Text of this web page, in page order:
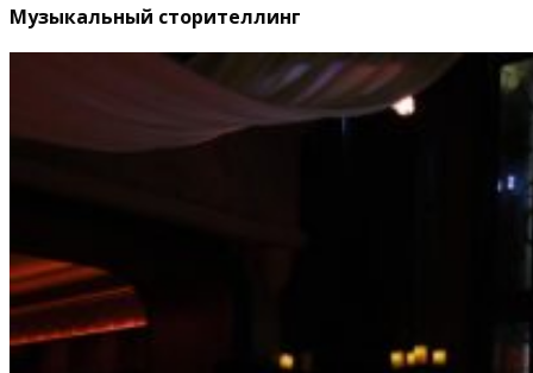
Музыкальный сторителлинг